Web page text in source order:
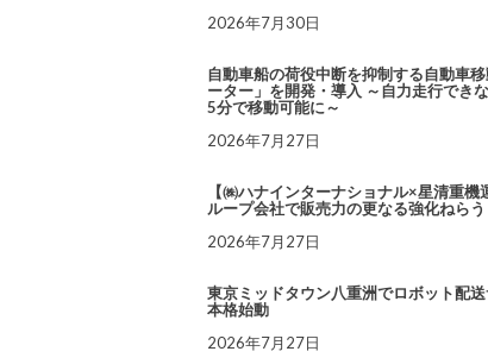
2026年7月30日
自動車船の荷役中断を抑制する自動車
ーター」を開発・導入 ～自力走行でき
5分で移動可能に～
2026年7月27日
【㈱ハナインターナショナル×星清重機
ループ会社で販売力の更なる強化ねらう
2026年7月27日
東京ミッドタウン八重洲でロボット配
本格始動
2026年7月27日